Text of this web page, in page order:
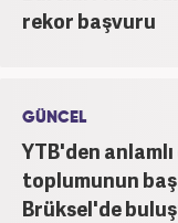
rekor başvuru
GÜNCEL
YTB'den
toplumunun
Brüksel'de